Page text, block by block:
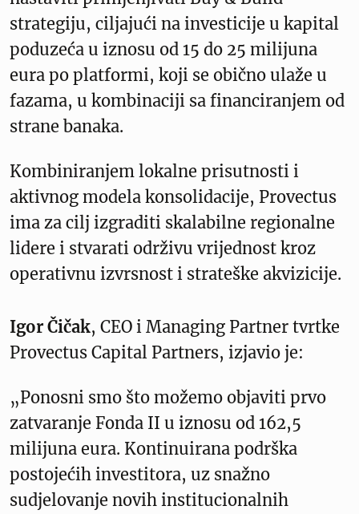
strategiju, ciljajući na investicije u kapital
poduzeća u iznosu od 15 do 25 milijuna
eura po platformi, koji se obično ulaže u
fazama, u kombinaciji sa financiranjem od
strane banaka.
Kombiniranjem lokalne prisutnosti i
aktivnog modela konsolidacije, Provectus
ima za cilj izgraditi skalabilne regionalne
lidere i stvarati održivu vrijednost kroz
operativnu izvrsnost i strateške akvizicije.
Igor Čičak, CEO i Managing Partner tvrtke
Provectus Capital Partners, izjavio je:
„Ponosni smo što možemo objaviti prvo
zatvaranje Fonda II u iznosu od 162,5
milijuna eura. Kontinuirana podrška
postojećih investitora, uz snažno
sudjelovanje novih institucionalnih